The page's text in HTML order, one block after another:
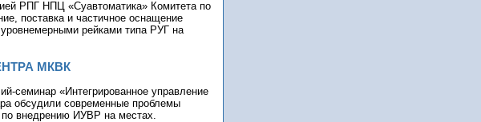
РПГ НПЦ «Суавтоматика» Комитета по
поставка и частичное оснащение
рейками типа РУГ на
МКВК
семинар «Интегрированное управление
обсудили современные проблемы
внедрению ИУВР на местах.